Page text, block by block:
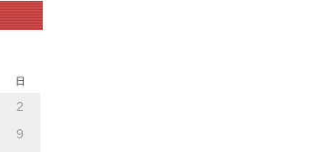
日
2
9